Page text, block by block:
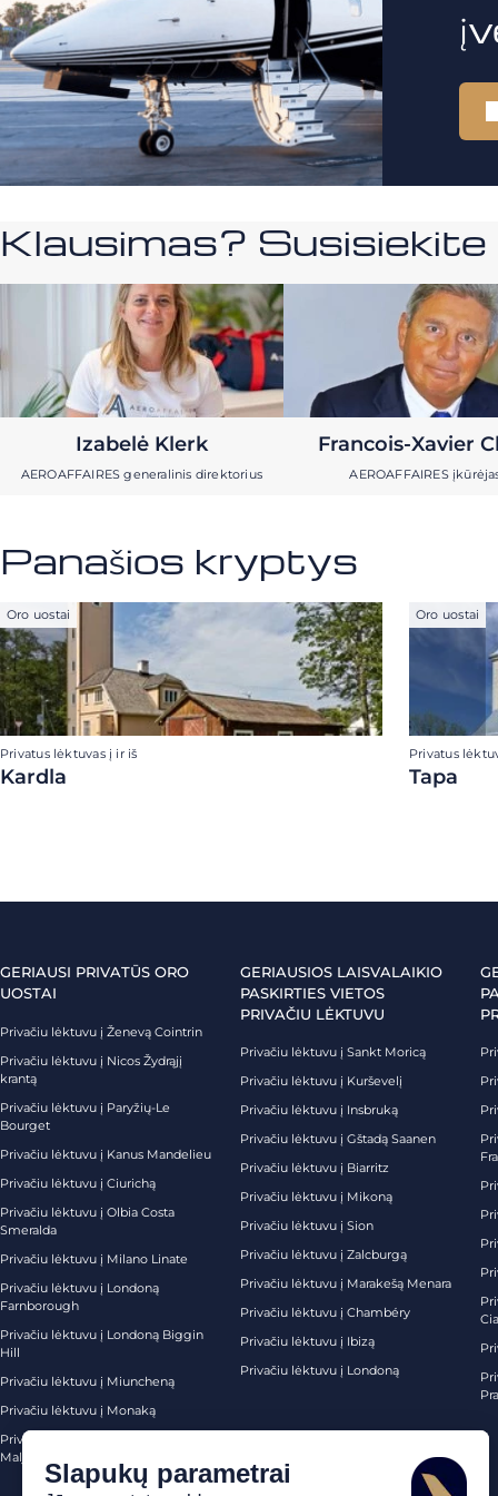
Klausimas? Susisiekite
Izabelė Klerk
AEROAFFAIRES generalinis direktorius
Francois-Xavier
AEROAFFAIRES
Panašios kryptys
Oro uostai
Privatus lėktuvas į ir iš
Kardla
Oro uostai
Privatus
Tapa
GERIAUSI PRIVATŪS ORO
UOSTAI
Privačiu lėktuvu į Ženevą Cointrin
Privačiu lėktuvu į Nicos Žydrąjį
krantą
Privačiu lėktuvu į Paryžių-Le
Bourget
Privačiu lėktuvu į Kanus Mandelieu
Privačiu lėktuvu į Ciurichą
Privačiu lėktuvu į Olbia Costa
Smeralda
Privačiu lėktuvu į Milano Linate
Privačiu lėktuvu į Londoną
Farnborough
Privačiu lėktuvu į Londoną Biggin
Hill
Privačiu lėktuvu į Miuncheną
Privačiu lėktuvu į Monaką
Privačiu lėktuvu į Palma de
Maljorką
GERIAUSIOS LAISVALAIKIO
PASKIRTIES VIETOS
PRIVAČIU LĖKTUVU
Privačiu lėktuvu į Sankt Moricą
Privačiu lėktuvu į Kurševelį
Privačiu lėktuvu į Insbruką
Privačiu lėktuvu į Gštadą Saanen
Privačiu lėktuvu į Biarritz
Privačiu lėktuvu į Mikoną
Privačiu lėktuvu į Sion
Privačiu lėktuvu į Zalcburgą
Privačiu lėktuvu į Marakešą Menara
Privačiu lėktuvu į Chambéry
Privačiu lėktuvu į Ibizą
Privačiu lėktuvu į Londoną